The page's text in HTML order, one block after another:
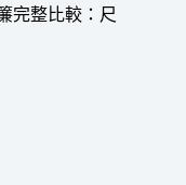
完整比較：尺